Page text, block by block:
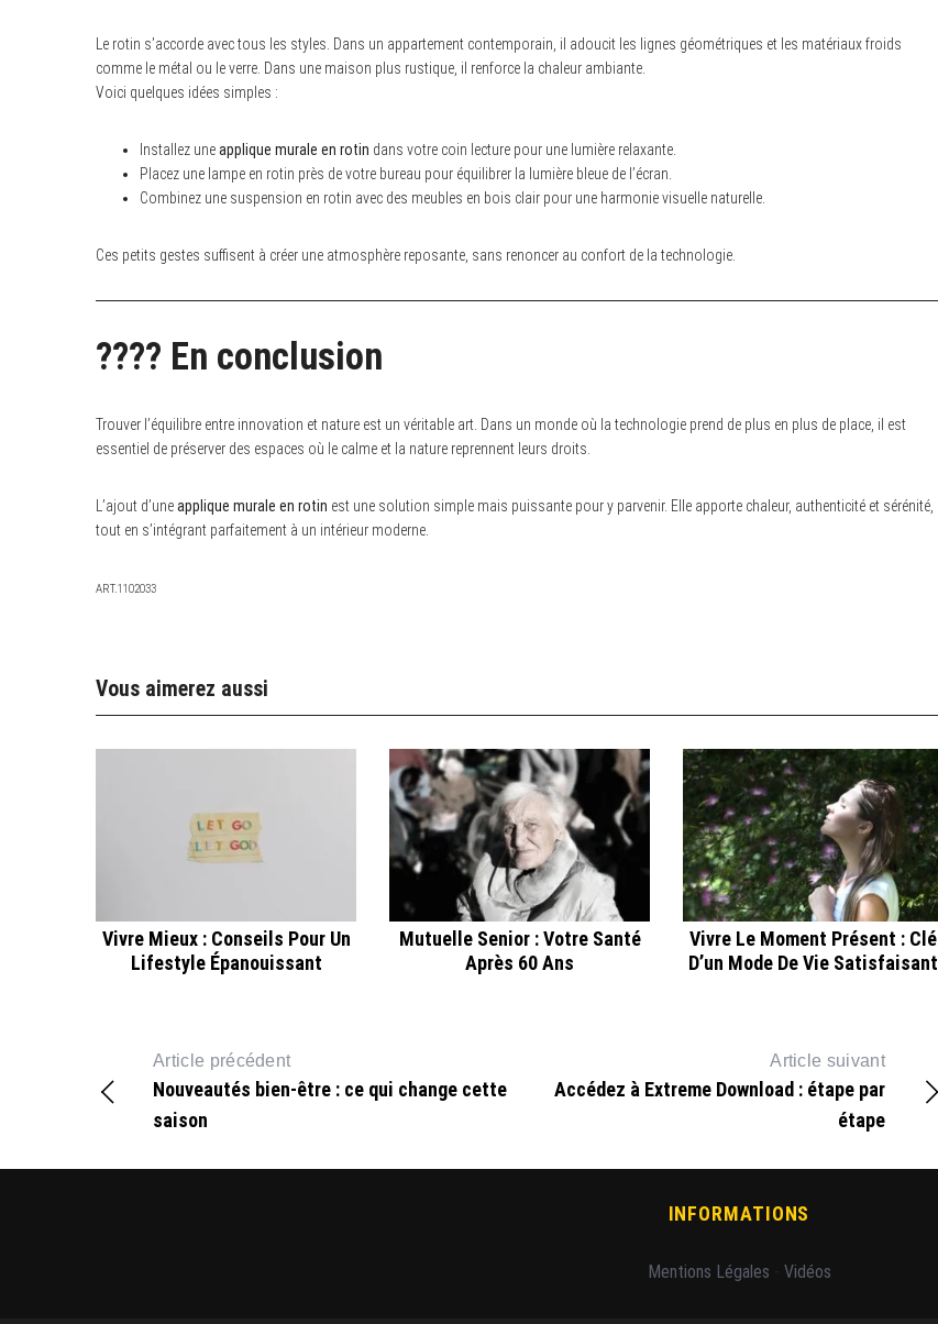
Le rotin s’accorde avec tous les styles. Dans un appartement contemporain, il adoucit les lignes géométriques et les matériaux froids
comme le métal ou le verre. Dans une maison plus rustique, il renforce la chaleur ambiante.
Voici quelques idées simples :
Installez uneapplique murale en rotin dans votre coin lecture pour une lumière relaxante.
Placez une lampe en rotin près de votre bureau pour équilibrer la lumière bleue de l’écran.
Combinez une suspension en rotin avec des meubles en bois clair pour une harmonie visuelle naturelle.
Ces petits gestes suffisent à créer une atmosphère reposante, sans renoncer au confort de la technologie.
???? En conclusion
Trouver l’équilibre entre innovation et nature est un véritable art. Dans un monde où la technologie prend de plus en plus de place, il est
essentiel de préserver des espaces où le calme et la nature reprennent leurs droits.
L’ajout d’uneapplique murale en rotin est une solution simple mais puissante pour y parvenir. Elle apporte chaleur, authenticité et sérénité,
tout en s’intégrant parfaitement à un intérieur moderne.
ART.1102033
Vous aimerez aussi
Vivre Mieux : Conseils Pour Un
Lifestyle Épanouissant
Mutuelle Senior : Votre Santé
Après 60 Ans
Vivre Le Moment Présent : Clé
D’un Mode De Vie Satisfaisant
Article précédent
Nouveautés bien-être : ce qui change cette
saison
Article suivant
Accédez à Extreme Download : étape par
étape
INFORMATIONS
Mentions Légales Vidéos